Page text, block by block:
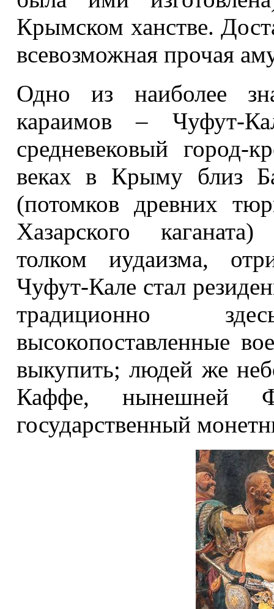
Крымском ханстве.
всевозможная прочая
Одно из наиболее
караимов – Чуфут-
средневековый город-
веках в Крыму близ
(потомков древних
Хазарского
толком иудаизма,
Чуфут-Кале стал
традиционно
высокопоставленные
выкупить; людей же
Каффе, нынешней
государственный